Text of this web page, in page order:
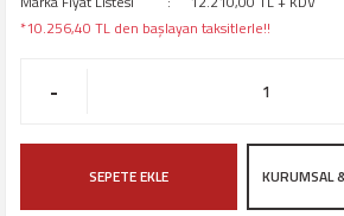
*10.256,40 TL den başlayan taksitlerle!!
-
SEPETE EKLE KURUMSAL